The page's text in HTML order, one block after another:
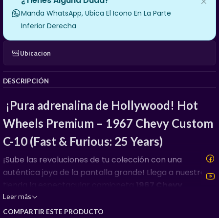
Manda WhatsApp, Ubica El Icono En La Parte
Inferior Derecha
Ubicacion
DESCRIPCIÓN
¡Pura adrenalina de Hollywood! Hot
Wheels Premium – 1967 Chevy Custom
C-10 (Fast & Furious: 25 Years)
¡Sube las revoluciones de tu colección con una
auténtica joya de la pantalla grande! Llega a nuestra
tienda la espectacular camioneta
1967 Chevy
Custom C-10
premium que conmemora los
Leer más
COMPARTIR ESTE PRODUCTO